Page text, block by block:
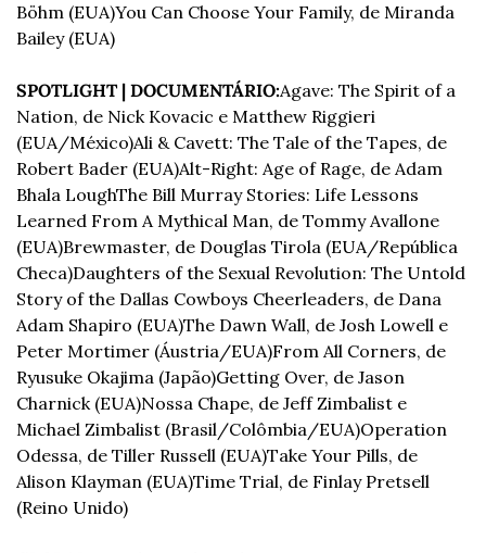
Böhm (EUA)You Can Choose Your Family, de Miranda
Bailey (EUA)
SPOTLIGHT | DOCUMENTÁRIO:Agave: The Spirit of a
Nation, de Nick Kovacic e Matthew Riggieri
(EUA/México)Ali & Cavett: The Tale of the Tapes, de
Robert Bader (EUA)Alt-Right: Age of Rage, de Adam
Bhala LoughThe Bill Murray Stories: Life Lessons
Learned From A Mythical Man, de Tommy Avallone
(EUA)Brewmaster, de Douglas Tirola (EUA/República
Checa)Daughters of the Sexual Revolution: The Untold
Story of the Dallas Cowboys Cheerleaders, de Dana
Adam Shapiro (EUA)The Dawn Wall, de Josh Lowell e
Peter Mortimer (Áustria/EUA)From All Corners, de
Ryusuke Okajima (Japão)Getting Over, de Jason
Charnick (EUA)Nossa Chape, de Jeff Zimbalist e
Michael Zimbalist (Brasil/Colômbia/EUA)Operation
Odessa, de Tiller Russell (EUA)Take Your Pills, de
Alison Klayman (EUA)Time Trial, de Finlay Pretsell
(Reino Unido)